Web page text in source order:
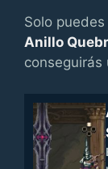
Solo
Anillo
conseguirás